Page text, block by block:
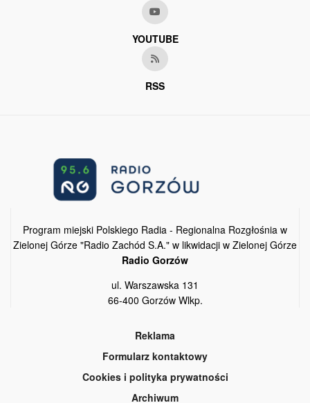
YOUTUBE
RSS
Program miejski Polskiego Radia - Regionalna Rozgłośnia w
Zielonej Górze "Radio Zachód S.A." w likwidacji w Zielonej Górze
Radio Gorzów
ul. Warszawska 131
66-400 Gorzów Wlkp.
Reklama
Formularz kontaktowy
Cookies i polityka prywatności
Archiwum